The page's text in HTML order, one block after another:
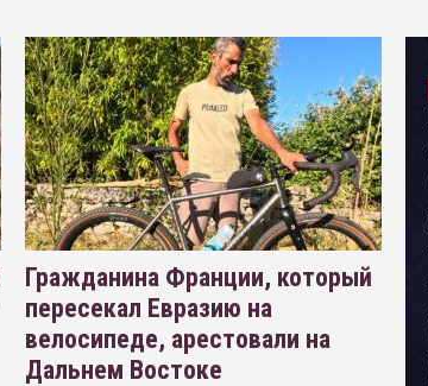
Гражданина Франции, который
пересекал Евразию на
велосипеде, арестовали на
Дальнем Востоке